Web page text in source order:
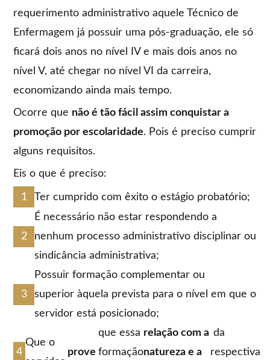
requerimento administrativo aquele Técnico de
Enfermagem já possuir uma pós-graduação, ele só
ficará dois anos no nível IV e mais dois anos no
nível V, até chegar no nível VI da carreira,
economizando ainda mais tempo.
Ocorre que não é tão fácil assim conquistar a
promoção por escolaridade. Pois é preciso cumprir
alguns requisitos.
Eis o que é preciso:
Ter cumprido com êxito o estágio probatório;
É necessário não estar respondendo a
nenhum processo administrativo disciplinar ou
sindicância administrativa;
Possuir formação complementar ou
superior àquela prevista para o nível em que o
servidor está posicionado;
Que o
prove
que essa
formação
relação com a
natureza e a
da
respectiva